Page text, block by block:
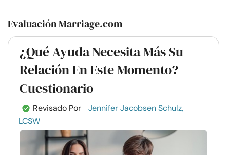
Evaluación Marriage.com
¿Qué Ayuda Necesita Más Su
Relación En Este Momento?
Cuestionario
Revisado Por
Jennifer Jacobsen Schulz,
LCSW